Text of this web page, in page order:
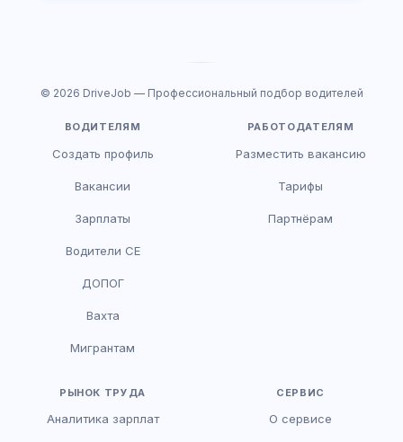
© 2026 DriveJob — Профессиональный подбор водителей
ВОДИТЕЛЯМ
Создать профиль
Вакансии
Зарплаты
Водители CE
ДОПОГ
Вахта
Мигрантам
РАБОТОДАТЕЛЯМ
Разместить вакансию
Тарифы
Партнёрам
РЫНОК ТРУДА
Аналитика зарплат
СЕРВИС
О сервисе
HR-консультант
Здравствуйте! Я AI-консультант DriveJob.
помочь?